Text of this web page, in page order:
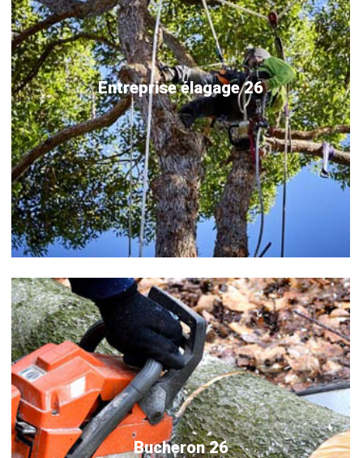
Entreprise élagage 26
Bucheron 26